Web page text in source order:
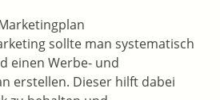
sollte man systematisch
einen Werbe- und
erstellen. Dieser hilft dabei